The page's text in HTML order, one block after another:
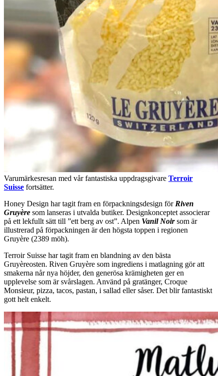
Varumärkesresan med vår fantastiska uppdragsgivare Terroir
Suisse fortsätter.
Honey Design har tagit fram en förpackningsdesign för Riven
Gruyère som lanseras i utvalda butiker. Designkonceptet associerar
på ett lekfullt sätt till ”ett berg av ost”. Alpen Vanil Noirsom är
illustrerad på förpackningen är den högsta toppen i regionen
Gruyère (2389 möh).
Terroir Suisse har tagit fram en blandning av den bästa
Gruyèreosten. Riven Gruyère som ingrediens i matlagning gör att
smakerna når nya höjder, den generösa krämigheten ger en
upplevelse som är svårslagen. Använd på gratänger, Croque
Monsieur, pizza, tacos, pastan, i sallad eller såser. Det blir fantastiskt
gott helt enkelt.